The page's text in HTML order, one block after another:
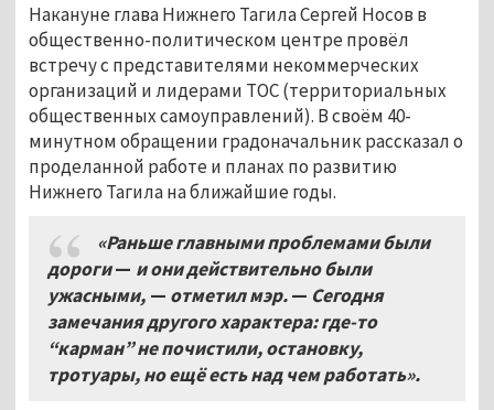
Накануне глава Нижнего Тагила Сергей Носов в
общественно-политическом центре провёл
встречу с представителями некоммерческих
организаций и лидерами ТОС (территориальных
общественных самоуправлений). В своём 40-
минутном обращении градоначальник рассказал о
проделанной работе и планах по развитию
Нижнего Тагила на ближайшие годы.
«Раньше главными проблемами были
дороги— и они действительно были
ужасными, — отметил мэр.— Сегодня
замечания другого характера: где-то
“карман” не почистили, остановку,
тротуары, но ещё есть над чем работать».